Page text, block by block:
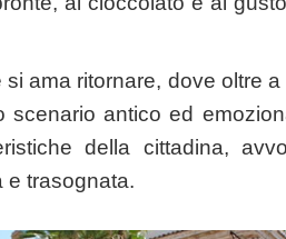
ama ritornare, dove oltre
antico ed
della cittadina,
e trasognata.